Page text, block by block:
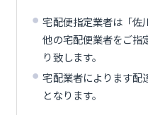
宅配便指定業者は「佐
他の宅配便業者をご指
り致します。
宅配業者によります配
となります。